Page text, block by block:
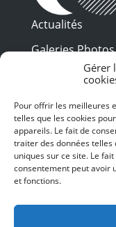
Gérer
Pour offrir les meilleures
telles que les cookies
appareils. Le fait de
traiter des données telles
uniques sur ce site. Le
consentement peut avoir
et fonctions.
Actualités
Galeries Photos
Vidéothèque
Presse
Billetterie
Recrutement
Mentions
Politique de
SUIVEZ-NOUS